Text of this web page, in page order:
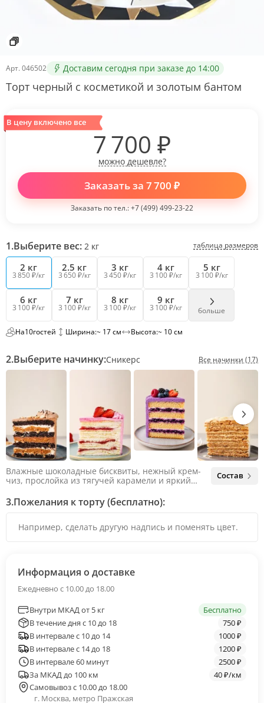
Арт. 046502 Доставим сегодня при заказе до 14:00
Торт черный с косметикой и золотым бантом
1.Выберите вес: 2 кг таблица размеров
2 кг
3 850 ₽/кг
2.5 кг
3 650 ₽/кг
3 кг
3 450 ₽/кг
4 кг
3 100 ₽/кг
5 кг
3 100 ₽/кг
6 кг
3 100 ₽/кг
7 кг
3 100 ₽/кг
8 кг
3 100 ₽/кг
9 кг
3 100 ₽/кг больше
На10гостей Ширина:~ 17 см Высота:~ 10 см
2.Выберите начинку:Сникерс Все начинки (17)
Влажные шоколадные бисквиты, нежный крем-
чиз, прослойка из тягучей карамели и яркий
яркий вкус шоколада и тягучей карамели, не
оставляя ни единого шанса остаться
Состав
3.Пожелания к торту (бесплатно):
В цену включено все
7 700 ₽
можно дешевле?
Заказать за 7 700 ₽
Заказать по тел.:+7 (499) 499-23-22
Информация о доставке
Ежедневно с 10.00 до 18.00
Внутри МКАД от 5 кг
Бесплатно
В течение дня с 10 до 18
750 ₽
В интервале с 10 до 14
1000 ₽
В интервале с 14 до 18
1200 ₽
В интервале 60 минут
2500 ₽
За МКАД до 100 км
40 ₽/км
Самовывоз с 10.00 до 18.00
г. Москва, метро Пражская